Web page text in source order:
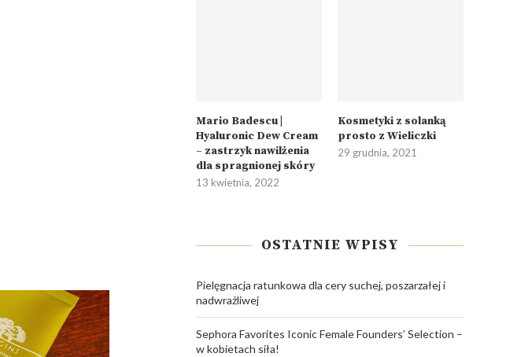
Mario Badescu |
Hyaluronic Dew Cream
– zastrzyk nawilżenia
dla spragnionej skóry
13 kwietnia, 2022
Kosmetyki z solanką
prosto z Wieliczki
29 grudnia, 2021
OSTATNIE WPISY
Pielęgnacja ratunkowa dla cery suchej, poszarzałej i
nadwrażliwej
Sephora Favorites Iconic Female Founders’ Selection –
w kobietach siła!